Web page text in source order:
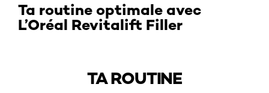
Ta routine optimale avec
L’Oréal Revitalift Filler​
TA ROUTINE